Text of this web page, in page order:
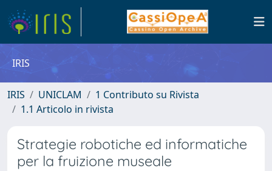
IRIS
IRIS UNICLAM
1 Contributo su Rivista
1.1 Articolo in rivista
Strategie robotiche ed informatiche
per la fruizione museale